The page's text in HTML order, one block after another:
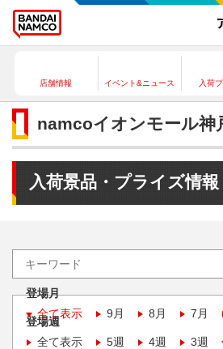
店舗情報 イベント&ニュース 入荷
namcoイオンモール神
入荷景品・プライズ情報
登場月
全て表示
9月 8月 7月
登場週
全て表示
5週 4週 3週